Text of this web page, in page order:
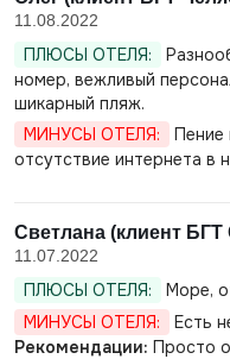
11.08.2022
ПЛЮСЫ ОТЕЛЯ:
номер, вежливый
шикарный пляж.
МИНУСЫ ОТЕЛЯ:
Пение
отсутствие интернета в
Светлана (клиент
11.07.2022
ПЛЮСЫ ОТЕЛЯ:
Море,
МИНУСЫ ОТЕЛЯ:
Есть
Рекомендации: Просто